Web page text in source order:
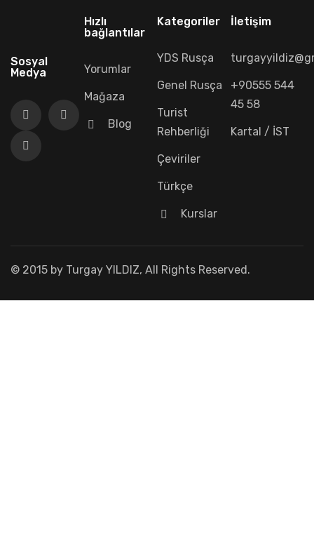
Sosyal
Medya
Hızlı
bağlantılar
Yorumlar
Mağaza
Blog
Kategoriler
YDS Rusça
Genel Rusça
Turist
Rehberliği
Çeviriler
Türkçe
Kurslar
İletişim
+90555 544
45 58
Kartal / İST
© 2015 by Turgay YILDIZ, All Rights Reserved.